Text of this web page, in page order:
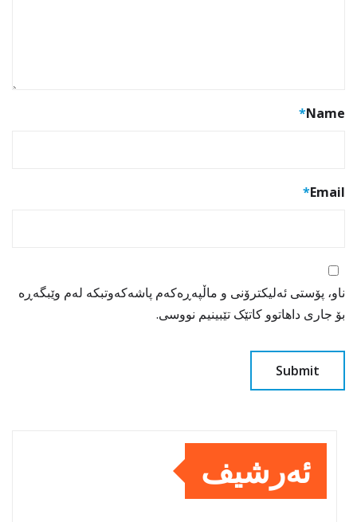
Name
*
Email
*
ناو، پۆستی ئەلیکترۆنی و ماڵپەڕەکەم پاشەکەوتبکە لەم وێبگەڕە
بۆ جاری داهاتوو کاتێک تێبینیم نووسی.
ئەرشیف